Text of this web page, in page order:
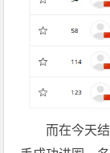
而在今天